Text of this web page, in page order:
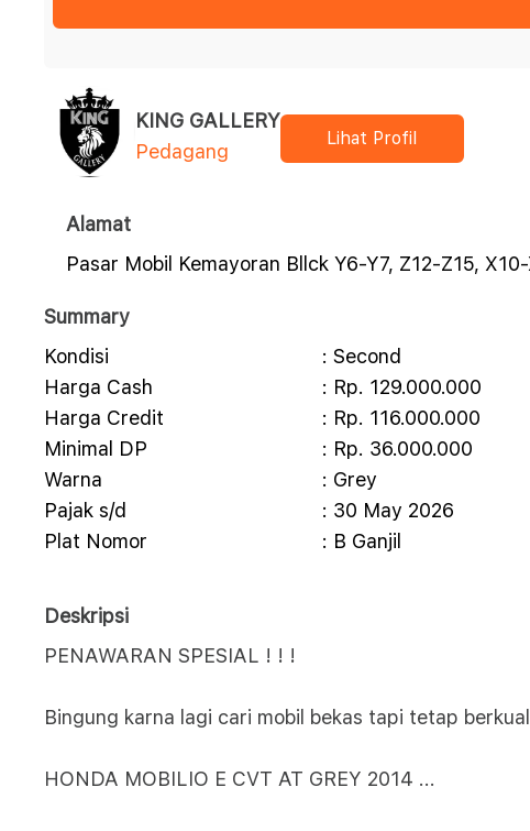
KING GALLERY
Pedagang
Lihat Profil
Alamat
Pasar Mobil Kemayoran Bllck Y6-Y7, Z12-Z15,
Summary
Kondisi
: Second
Harga Cash
: Rp. 129.000.000
Harga Credit
: Rp. 116.000.000
Minimal DP
: Rp. 36.000.000
Warna
: Grey
Pajak s/d
: 30 May 2026
Plat Nomor
: B Ganjil
Deskripsi
PENAWARAN SPESIAL ! ! !
Bingung karna lagi cari mobil bekas tapi tetap
HONDA MOBILIO E CVT AT GREY 2014 ...